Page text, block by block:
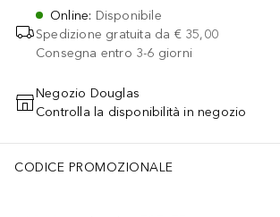
Online: Disponibile
Spedizione gratuita da € 35,00
Consegna entro 3-6 giorni
AGGIUNGI AL CARRELLO
Negozio Douglas
Controlla la disponibilità in negozio
CODICE PROMOZIONALE